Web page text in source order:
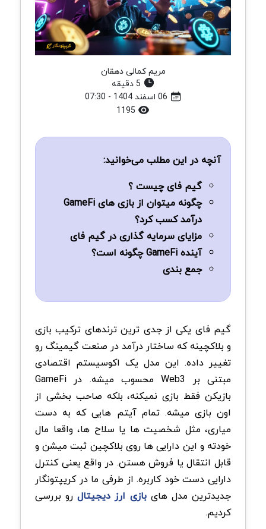
مریم کمالی دهقان
آنچه در این مطلب می‌خوانید:
گیم فای چیست ؟
چگونه میتوان از بازی های GameFi
درآمد کسب کرد؟
مزایای سرمایه گذاری در گیم فای
آینده GameFi چگونه است؟
جمع بندی
گیم فای یکی از جدی ترین ترندهای ترکیب بازی
و بلاکچینه که ساختار درآمد در صنعت گیمینگ رو
تغییر داده. این مدل یک اکوسیستم اقتصادی
مبتنی بر Web3 محسوب میشه. در GameFi
بازیکن فقط بازی نمیکنه، بلکه صاحب بخشی از
اون بازی میشه. تمام آیتم هایی که به دست
میاری، مثل شخصیت ها یا سلاح ها، واقعا مال
خودته و این دارایی ها روی بلاکچین ثبت میشن و
قابل انتقال یا فروش هستن. در واقع یعنی کنترل
دارایی دست خود کاربره. از طرفی ما درکریپتونگار
جدیدترین مدل هایبازی ارز دیجیتالرو بررسی
کردیم.